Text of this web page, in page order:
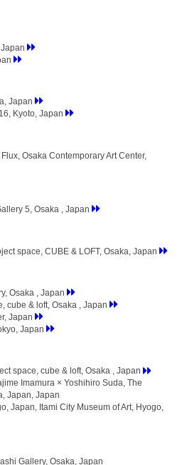
Japan
Japan
Kyoto, Japan
Osaka Contemporary Art Center,
5, Osaka , Japan
space, CUBE & LOFT, Osaka, Japan
Osaka , Japan
cube & loft, Osaka , Japan
Japan
Japan
space, cube & loft, Osaka , Japan
Imamura × Yoshihiro Suda, The
Japan, Japan
Japan, Itami City Museum of Art, Hyogo,
Gallery, Osaka, Japan